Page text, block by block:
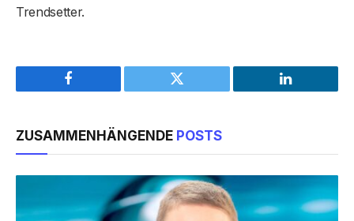
Trendsetter.
Facebook Twitter LinkedIn
ZUSAMMENHÄNGENDE POSTS